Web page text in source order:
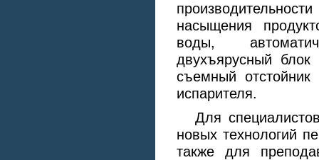
насыщения
воды,
двухъярусный блок
съемный
испарителя.
Для
новых технологий
также для